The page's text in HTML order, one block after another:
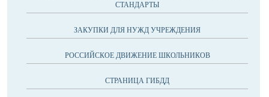
СТАНДАРТЫ
ЗАКУПКИ ДЛЯ НУЖД УЧРЕЖДЕНИЯ
РОССИЙСКОЕ ДВИЖЕНИЕ ШКОЛЬНИКОВ
СТРАНИЦА ГИБДД